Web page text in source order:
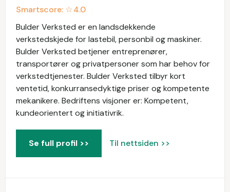
Smartscore: ☆4.0
Bulder Verksted er en landsdekkende
verkstedskjede for lastebil, personbil og maskiner.
Bulder Verksted betjener entreprenører,
transportører og privatpersoner som har behov for
verkstedtjenester. Bulder Verksted tilbyr kort
ventetid, konkurransedyktige priser og kompetente
mekanikere. Bedriftens visjoner er: Kompetent,
kundeorientert og initiativrik.
Se full profil >> Til nettsiden >>